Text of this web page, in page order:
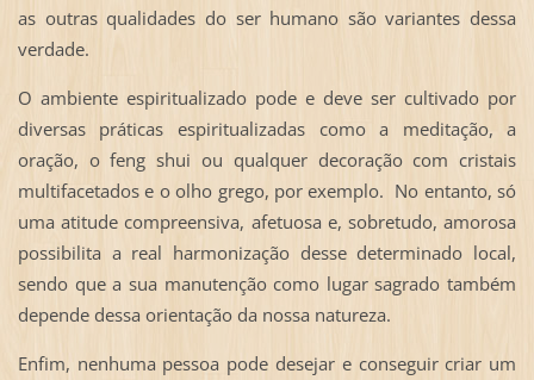
as outras qualidades do ser humano são variantes dessa
verdade.
O ambiente espiritualizado pode e deve ser cultivado por
diversas práticas espiritualizadas como a meditação, a
oração, o feng shui ou qualquer decoração com cristais
multifacetados e o olho grego, por exemplo. No entanto, só
uma atitude compreensiva, afetuosa e, sobretudo, amorosa
possibilita a real harmonização desse determinado local,
sendo que a sua manutenção como lugar sagrado também
depende dessa orientação da nossa natureza.
Enfim, nenhuma pessoa pode desejar e conseguir criar um